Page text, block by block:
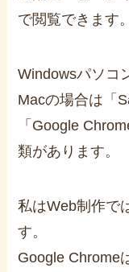
で閲覧できます。
Windowsパソコ
Macの場合は「
「Google
類があります。
私はWeb制作で
す。
Google Chrome